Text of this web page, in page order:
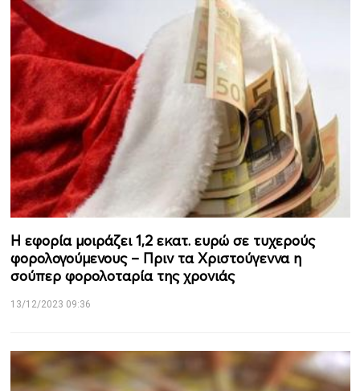
Η εφορία μοιράζει 1,2 εκατ. ευρώ σε τυχερούς
φορολογούμενους – Πριν τα Χριστούγεννα η
σούπερ φορολοταρία της χρονιάς
13/12/2023 09:36